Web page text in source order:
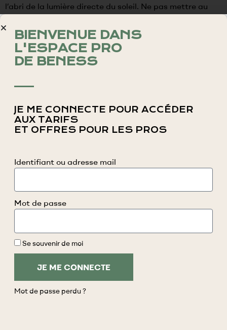
l’abri de la lumière directe du soleil. Ne pas mettre au
Ingrédi
THÉ GUNPOWDER 59,75%
MENTHE POIVRÉE 5%
SPECTRUM 0,25%
CONSEILS DE PRÉPARATION
BIENVENUE DANS
L'ESPACE PRO
DE BENESS
JE ME CONNECTE POUR ACCÉDER
AUX TARIFS
ET OFFRES POUR LES PROS
Identifiant ou adresse mail
Mot de passe
Se souvenir de moi
JE ME CONNECTE
Mot de passe perdu ?